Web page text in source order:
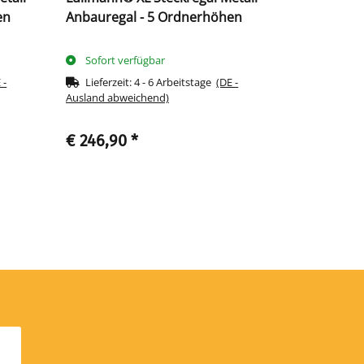
-
Anbauregal - 5 Ordnerhöhen
Sofort verfügbar
Lieferzeit:4 - 6 Arbeitstage(DE -
Ausland abweichend)
€ 246,90 *